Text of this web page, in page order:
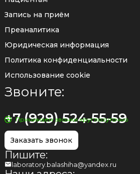
Запись на приём
Преаналитика
Юридическая информация
Политика конфиденциальности
Использование cookie
Звоните:
+7 (929) 524-55-59
Принимаем звонки круглосуточно
Заказать звонок
Пишите:
laboratory.balashiha@yandex.ru